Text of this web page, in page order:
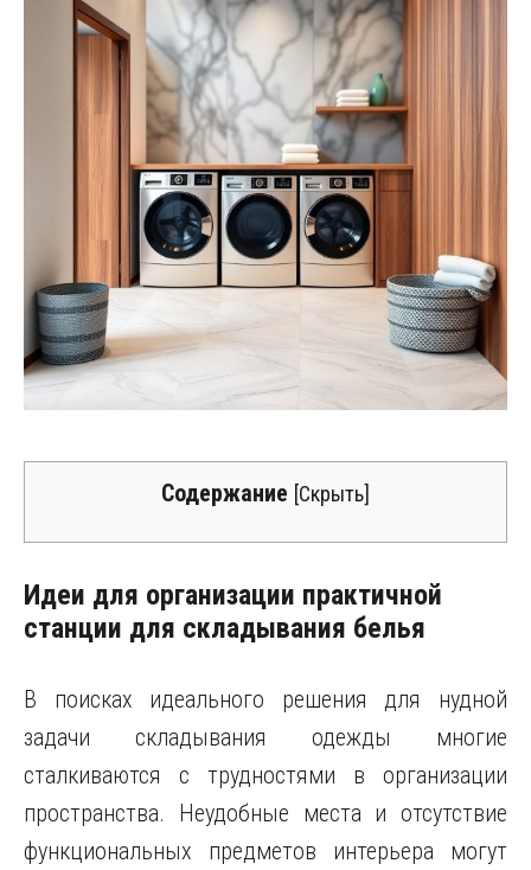
Содержание [Скрыть]
Идеи для организации практичной
станции для складывания белья
В поисках идеального решения для нудной
задачи складывания одежды многие
сталкиваются с трудностями в организации
пространства. Неудобные места и отсутствие
функциональных предметов интерьера могут